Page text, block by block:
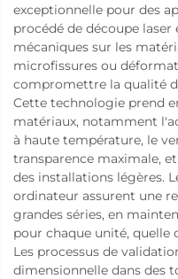
exceptionnelle pour des
procédé de découpe
mécaniques sur les
microfissures ou
compromettre la qualité
Cette technologie prend
matériaux, notamment
à haute température, le
transparence maximale,
des installations légères.
ordinateur assurent une
grandes séries, en
pour chaque unité, quelle
Les processus de
dimensionnelle dans des